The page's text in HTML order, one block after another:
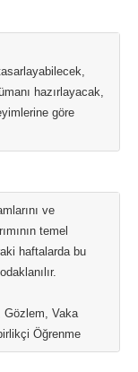
hazırlayacak,
göre
ve
temel
haftalarda bu
Gözlem, Vaka
Öğrenme